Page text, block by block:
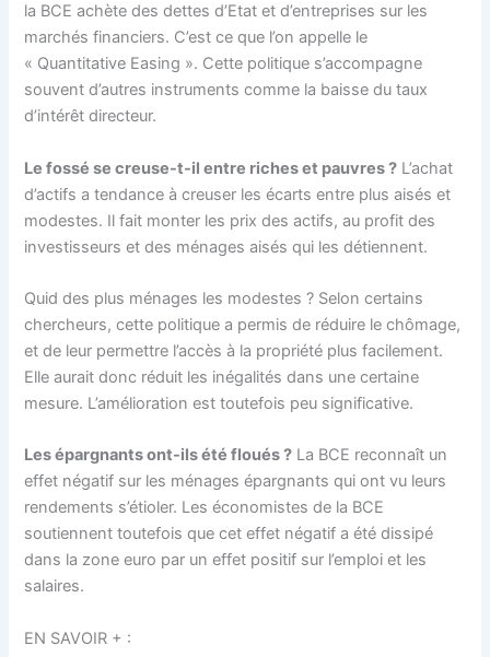
la BCE achète des dettes d’Etat et d’entreprises sur les
marchés financiers. C’est ce que l’on appelle le
« Quantitative Easing ». Cette politique s’accompagne
souvent d’autres instruments comme la baisse du taux
d’intérêt directeur.
Le fossé se creuse-t-il entre riches et pauvres ? L’achat
d’actifs a tendance à creuser les écarts entre plus aisés et
modestes. Il fait monter les prix des actifs, au profit des
investisseurs et des ménages aisés qui les détiennent.
Quid des plus ménages les modestes ? Selon certains
chercheurs, cette politique a permis de réduire le chômage,
et de leur permettre l’accès à la propriété plus facilement.
Elle aurait donc réduit les inégalités dans une certaine
mesure. L’amélioration est toutefois peu significative.
Les épargnants ont-ils été floués ? La BCE reconnaît un
effet négatif sur les ménages épargnants qui ont vu leurs
rendements s’étioler. Les économistes de la BCE
soutiennent toutefois que cet effet négatif a été dissipé
dans la zone euro par un effet positif sur l’emploi et les
salaires.
EN SAVOIR + :